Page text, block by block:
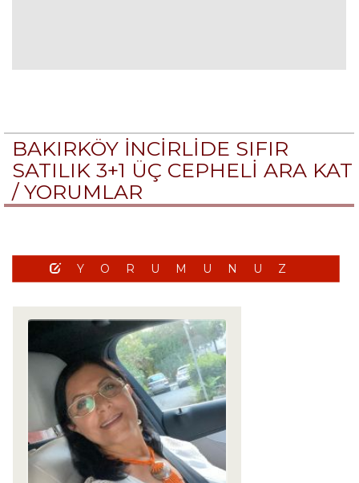
BAKIRKÖY İNCİRLİDE SIFIR
SATILIK 3+1 ÜÇ CEPHELİ ARA KAT
/ YORUMLAR
YORUMUNUZ